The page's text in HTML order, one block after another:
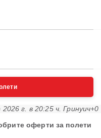
2026 г. в 20:25 ч. Гринуич+0
оферти за полети